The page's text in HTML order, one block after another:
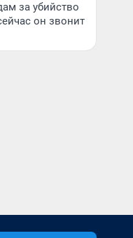
за убийство
он звонит